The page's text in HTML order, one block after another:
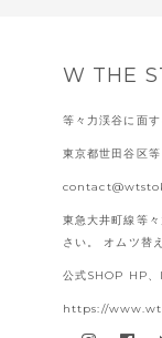
W THE
等々力渓谷に面
東京都世田谷区
東急大井町線等
さい。 オムツ替
公式SHOP HP
https://